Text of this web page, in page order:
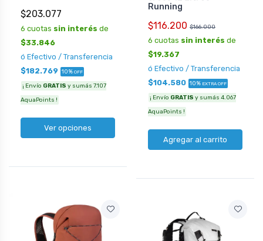
$203.077
6 cuotas sin interés de
$33.846
ó Efectivo / Transferencia
$182.769 10% OFF
¡ Envío GRATIS y sumás 7.107
AquaPoints !
Ver opciones
Running
$116.200 $166.000
6 cuotas sin interés de
$19.367
ó Efectivo / Transferencia
$104.580 10% EXTRA OFF
¡ Envío GRATIS y sumás 4.067
AquaPoints !
Agregar al carrito